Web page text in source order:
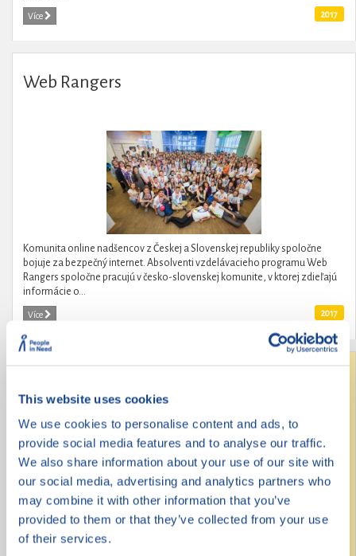
This website uses cookies
We use cookies to personalise content and ads, to
provide social media features and to analyse our traffic.
We also share information about your use of our site with
our social media, advertising and analytics partners who
may combine it with other information that you’ve
provided to them or that they’ve collected from your use
of their services.
Více 2017
Web Rangers
Komunita online nadšencov z Českej a Slovenskej republiky spoločne
bojuje za bezpečný internet. Absolventi vzdelávacieho programu Web
Rangers spoločne pracujú v česko-slovenskej komunite, v ktorej zdieľajú
informácie o...
Více 2017